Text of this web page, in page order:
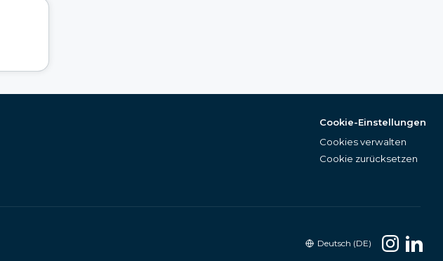
Cookie-Einstellungen
Cookies verwalten
Cookie zurücksetzen
Deutsch (DE)